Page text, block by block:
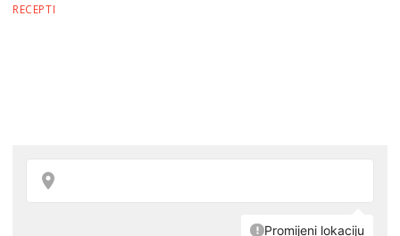
RECEPTI